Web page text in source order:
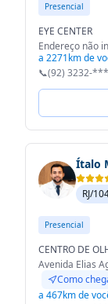
Presencial
EYE CENTER
Endereço não
a 2271km de
📞(92) 3232-
Ítalo
RJ/
Presencial
CENTRO DE
Avenida Elias
Como
a 467km de